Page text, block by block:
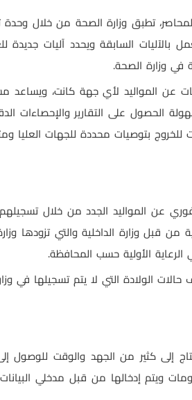
تطبق وزارة الصحة من خلال وحدة
بالآليات السابقة ويحدد آليات
وزارة الصحة.
عن المواليد لأي جهة كانت،
الحصول على التقارير
بتوصيات محددة للجهات العليا
الفوري عن المواليد الجدد من خلال
قبل وزارة الداخلية والتي تزودها
الأولية حسب المحافظة.
الولادة التي لا يتم تسجيلها في
إلى كثير من الجهد والوقت للوصول
ويتم إدخالها من قبل مدخلي